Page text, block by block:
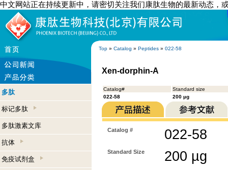
中文网站正在持续更新中，请密切关注我们康肽生物的最新动态，
Top » Catalog » Peptides » 022-58
多肽
标记多肽
多肽激素文库
抗体
免疫试剂盒
Xen-dorphin-A
Catalog#
Standard size
022-58
200 µg
Catalog # 022-58
Standard Size 200 µg